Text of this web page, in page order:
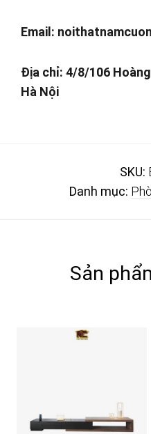
Email:
Địa chỉ: 4/8/106
Hà Nội
SKU:
Danh mục:
Sản